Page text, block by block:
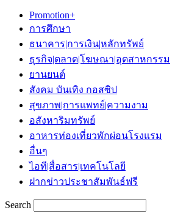
Promotion+
การศึกษา
ธนาคาร|การเงิน|หลักทรัพย์
ธุรกิจ|ตลาด|โฆษณา|อุตสาหกรรม
ยานยนต์
สังคม บันเทิง กอสซิป
สุขภาพ|การแพทย์|ความงาม
อสังหาริมทรัพย์
อาหารท่องเที่ยวพักผ่อนโรงแรม
อื่นๆ
ไอที|สื่อสาร|เทคโนโลยี
ฝากข่าวประชาสัมพันธ์ฟรี
Search